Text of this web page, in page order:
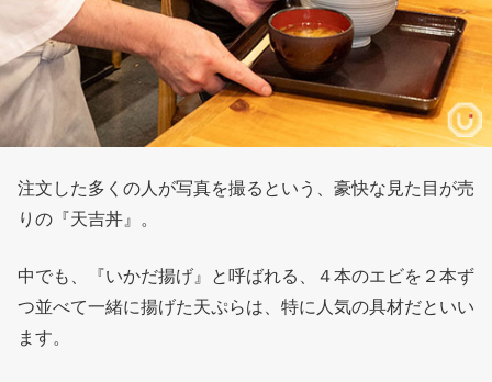
注文した多くの人が写真を撮るという、豪快な見た目が売
りの『天吉丼』。
中でも、『いかだ揚げ』と呼ばれる、４本のエビを２本ず
つ並べて一緒に揚げた天ぷらは、特に人気の具材だといい
ます。